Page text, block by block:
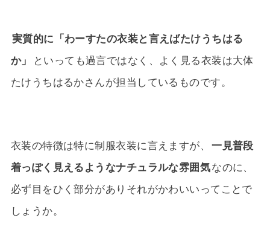
実質的に「わーすたの衣装と言えばたけうちはる
か」
といっても過言ではなく、よく見る衣装は大体
たけうちはるかさんが担当しているものです。
衣装の特徴は特に制服衣装に言えますが、 一見普段
着っぽく見えるようなナチュラルな雰囲気なのに、
必ず目をひく部分がありそれがかわいいってことで
しょうか。